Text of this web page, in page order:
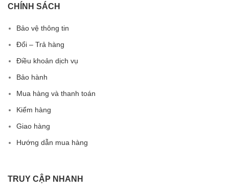
CHÍNH SÁCH
Bảo vệ thông tin
Đổi – Trả hàng
Điều khoản dịch vụ
Bảo hành
Mua hàng và thanh toán
Kiểm hàng
Giao hàng
Hướng dẫn mua hàng
TRUY CẬP NHANH